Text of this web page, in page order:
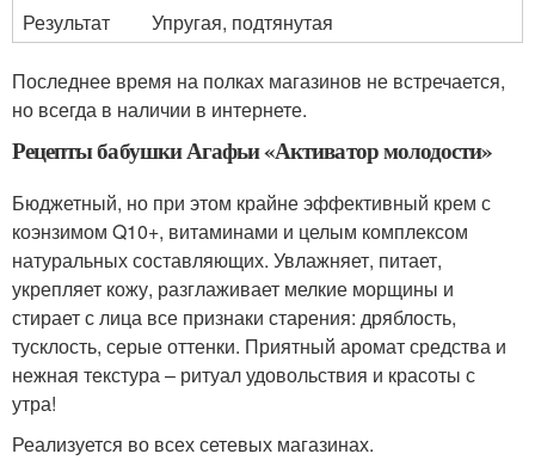
Результат
Упругая, подтянутая
Последнее время на полках магазинов не встречается,
но всегда в наличии в интернете.
Рецепты бабушки Агафьи «Активатор молодости»
Бюджетный, но при этом крайне эффективный крем с
коэнзимом Q10+, витаминами и целым комплексом
натуральных составляющих. Увлажняет, питает,
укрепляет кожу, разглаживает мелкие морщины и
стирает с лица все признаки старения: дряблость,
тусклость, серые оттенки. Приятный аромат средства и
нежная текстура – ритуал удовольствия и красоты с
утра!
Реализуется во всех сетевых магазинах.